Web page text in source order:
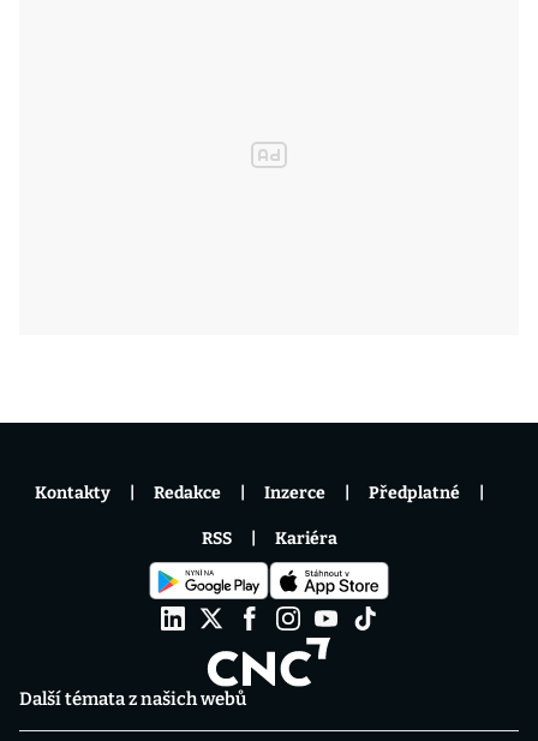
Další témata z našich webů
Kontakty Redakce Inzerce Předplatné
RSS Kariéra